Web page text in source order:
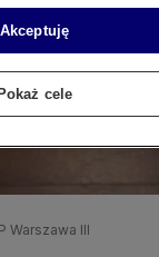
Warszawa III
Akceptuję
Pokaż cele